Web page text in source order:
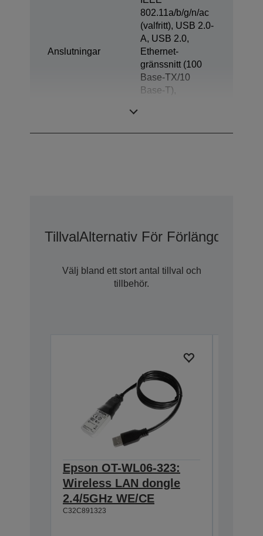
Anslutningar
802.11a/b/g/n/ac
(valfritt), USB 2.0-
A, USB 2.0,
Ethernet-
gränssnitt (100
Base-TX/10
Base-T),
TillvalAlternativ För Förlängd
Välj bland ett stort antal tillval och
tillbehör.
Epson OT-WL06-323:
Wireless LAN dongle
2.4/5GHz WE/CE
C32C891323